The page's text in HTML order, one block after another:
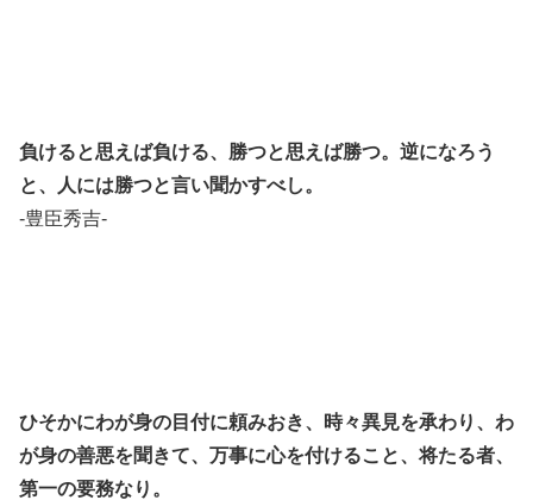
負けると思えば負ける、勝つと思えば勝つ。逆になろう
と、人には勝つと言い聞かすべし。
-豊臣秀吉-
ひそかにわが身の目付に頼みおき、時々異見を承わり、わ
が身の善悪を聞きて、万事に心を付けること、将たる者、
第一の要務なり。